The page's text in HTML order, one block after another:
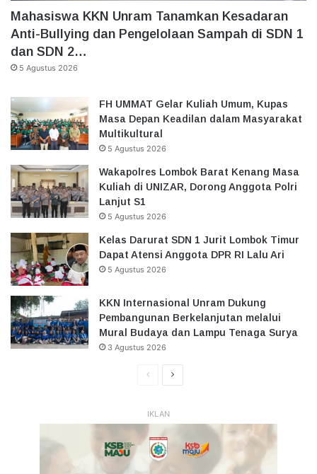
Mahasiswa KKN Unram Tanamkan Kesadaran
Anti-Bullying dan Pengelolaan Sampah di SDN 1
dan SDN 2…
5 Agustus 2026
FH UMMAT Gelar Kuliah Umum, Kupas
Masa Depan Keadilan dalam Masyarakat
Multikultural
5 Agustus 2026
Wakapolres Lombok Barat Kenang Masa
Kuliah di UNIZAR, Dorong Anggota Polri
Lanjut S1
5 Agustus 2026
Kelas Darurat SDN 1 Jurit Lombok Timur
Dapat Atensi Anggota DPR RI Lalu Ari
5 Agustus 2026
KKN Internasional Unram Dukung
Pembangunan Berkelanjutan melalui
Mural Budaya dan Lampu Tenaga Surya
3 Agustus 2026
HalamanHalaman
IKLAN